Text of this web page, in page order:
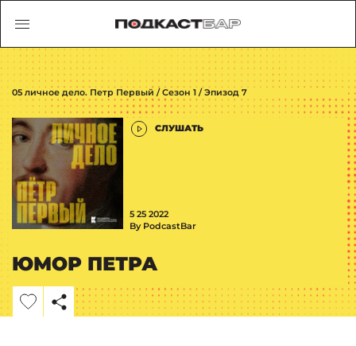
05 личное дело. Петр Первый / Сезон 1 / Эпизод 7
СЛУШАТЬ
5 25 2022
By PodcastBar
ЮМОР ПЕТРА